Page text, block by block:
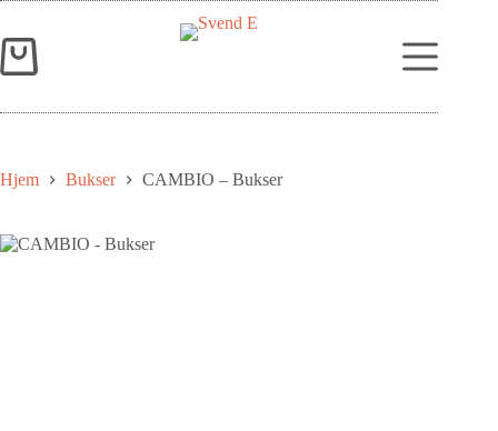
Hjem Bukser CAMBIO – Bukser